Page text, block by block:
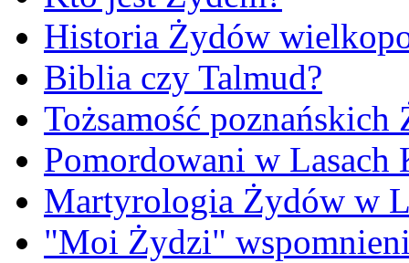
Historia Żydów
Biblia czy Talmud?
Tożsamość poznańskich
Pomordowani w Lasach
Martyrologia Żydów w
"Moi Żydzi"